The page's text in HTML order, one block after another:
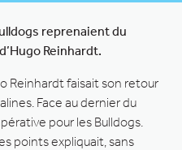
reprenaient du
Reinhardt.
Reinhardt faisait son retour
Face au dernier du
pour les Bulldogs.
points expliquait, sans